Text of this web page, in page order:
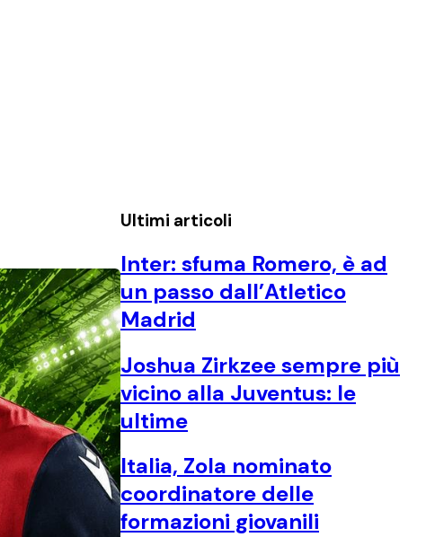
Ultimi articoli
Inter: sfuma Romero, è ad
un passo dall’Atletico
Madrid
Joshua Zirkzee sempre più
vicino alla Juventus: le
ultime
Italia, Zola nominato
coordinatore delle
formazioni giovanili